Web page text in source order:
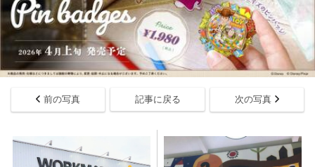
前の写真 記事に戻る 次の写真